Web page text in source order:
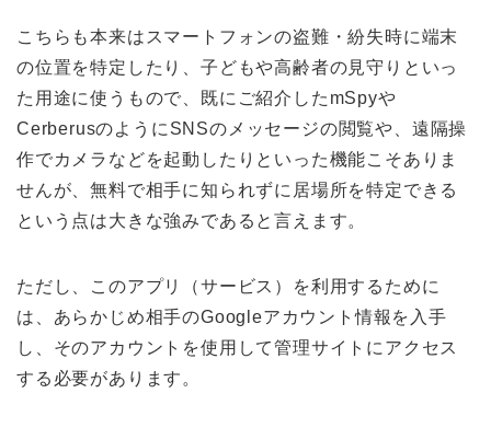
こちらも本来はスマートフォンの盗難・紛失時に端末
の位置を特定したり、子どもや高齢者の見守りといっ
た用途に使うもので、既にご紹介した mSpyや
Cerberusのように SNSのメッセージの閲覧や、遠隔操
作でカメラなどを起動したりといった機能こそありま
せんが、無料で相手に知られずに居場所を特定できる
という点は大きな強みであると言えます。
ただし、このアプリ（サービス）を利用するために
は、あらかじめ相手のGoogleアカウント情報を入手
し、そのアカウントを使用して管理サイトにアクセス
する必要があります。